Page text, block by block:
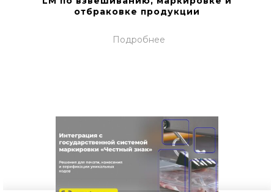
отбраковке продукции
Подробнее